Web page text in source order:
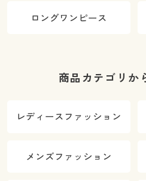
ロングワンピース
商品カテゴリか
レディースファッション
メンズファッション